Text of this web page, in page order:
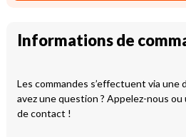
Informations de
Les commandes s’effectuent via une
avez une question ? Appelez-nous
de contact !